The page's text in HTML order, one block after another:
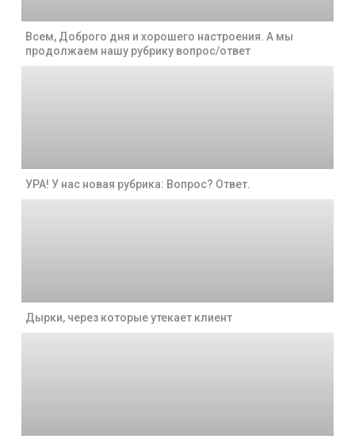
Всем, Доброго дня и хорошего настроения. А мы
продолжаем нашу рубрику вопрос/ответ
УРА! У нас новая рубрика: Вопрос? Ответ.
Дырки, через которые утекает клиент